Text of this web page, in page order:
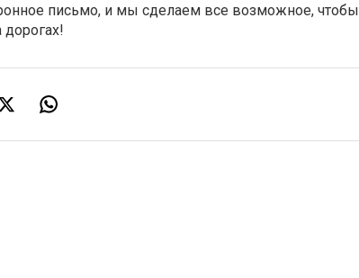
письмо, и мы сделаем все возможное, чтобы
дорогах!